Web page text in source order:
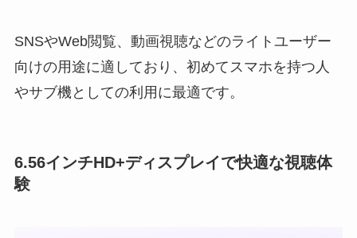
SNSやWeb閲覧、動画視聴などのライトユーザー
向けの用途に適しており、初めてスマホを持つ人
やサブ機としての利用に最適です。
6.56インチHD+ディスプレイで快適な視聴体
験